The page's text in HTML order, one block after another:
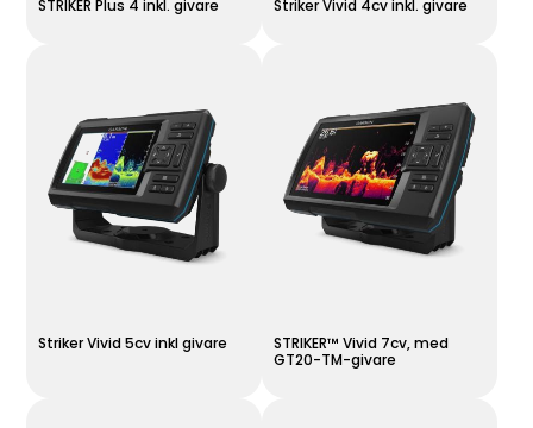
STRIKER Plus 4 inkl. givare Striker Vivid 4cv inkl. givare
Striker Vivid 5cv inkl givare
STRIKER™ Vivid 7cv, med
GT20-TM-givare